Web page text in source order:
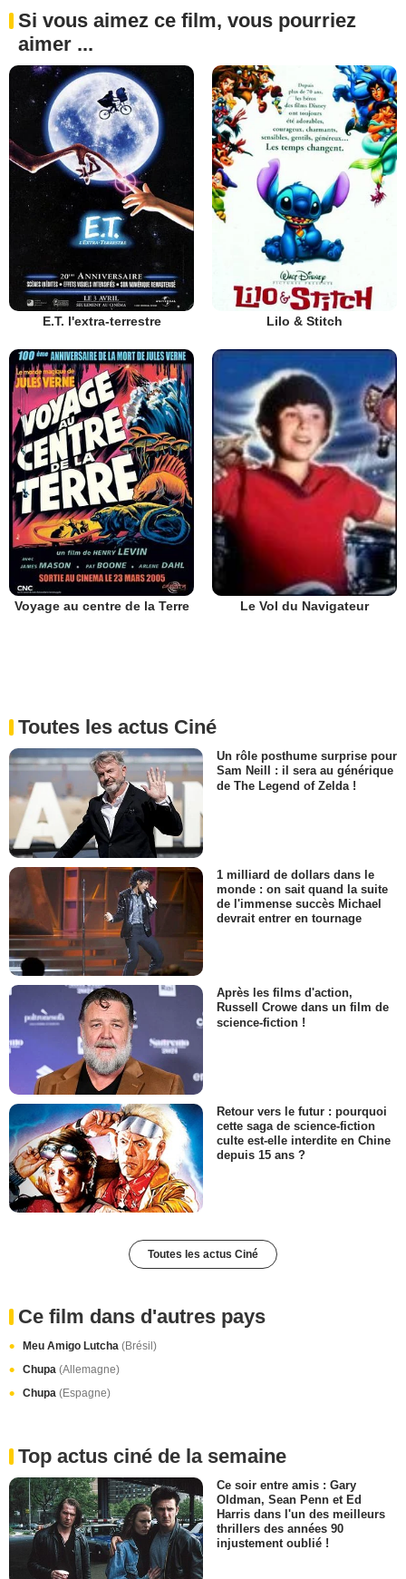
Si vous aimez ce film, vous pourriez
aimer ...
E.T. l'extra-terrestre Lilo & Stitch
Voyage au centre de la Terre Le Vol du Navigateur
Toutes les actus Ciné
Un rôle posthume surprise pour
Sam Neill : il sera au générique
de The Legend of Zelda !
1 milliard de dollars dans le
monde : on sait quand la suite
de l'immense succès Michael
devrait entrer en tournage
Après les films d'action,
Russell Crowe dans un film de
science-fiction !
Retour vers le futur : pourquoi
cette saga de science-fiction
culte est-elle interdite en Chine
depuis 15 ans ?
Toutes les actus Ciné
Ce film dans d'autres pays
Meu Amigo Lutcha (Brésil)
Chupa (Allemagne)
Chupa (Espagne)
Top actus ciné de la semaine
Ce soir entre amis : Gary
Oldman, Sean Penn et Ed
Harris dans l'un des meilleurs
thrillers des années 90
injustement oublié !